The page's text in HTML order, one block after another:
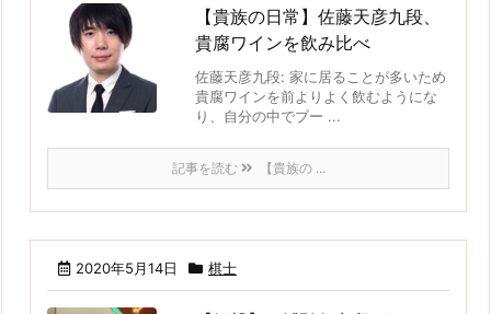
【貴族の日常】佐藤天彦九段、
貴腐ワインを飲み比べ
佐藤天彦九段: 家に居ることが多いため
貴腐ワインを前よりよく飲むようにな
り、自分の中でブー ...
記事を読む 【貴族の ...
2020年5月14日 棋士